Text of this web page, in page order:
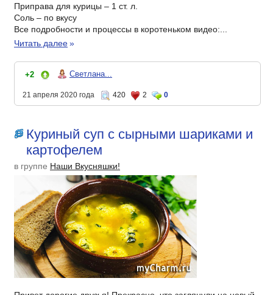
Приправа для курицы – 1 ст. л.
Соль – по вкусу
Все подробности и процессы в коротеньком видео:...
Читать далее»
+2 Светлана...
21 апреля 2020 года 420 2 0
Куриный суп с сырными шариками и
картофелем
в группе Наши Вкусняшки!